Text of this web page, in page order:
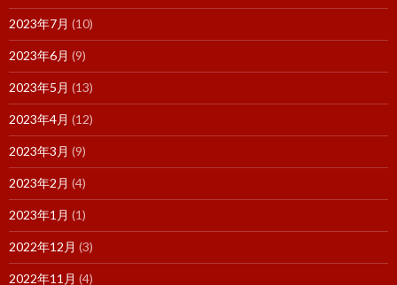
2023年7月 (10)
2023年6月 (9)
2023年5月 (13)
2023年4月 (12)
2023年3月 (9)
2023年2月 (4)
2023年1月 (1)
2022年12月 (3)
2022年11月 (4)